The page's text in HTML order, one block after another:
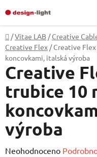
na
obsah
Domů
/Vitae LAB / Creative
Creative Flex / Creative
koncovkami, italská výroba
Creative
trubice 10
výroba
Průměrné
Neohodnoceno